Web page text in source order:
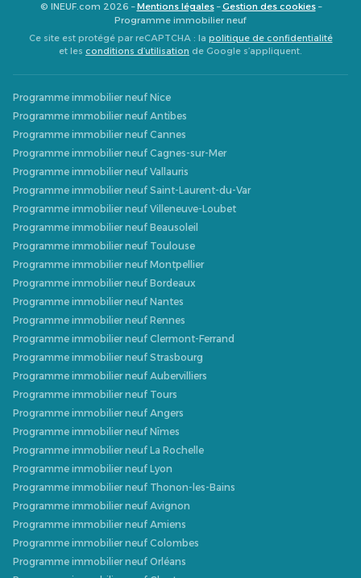
© INEUF.com 2026 –Mentions légales–Gestion des cookies–
Programme immobilier neuf
Ce site est protégé par reCAPTCHA : la politique de confidentialité
et les conditions d’utilisation de Google s’appliquent.
Programme immobilier neuf Nice
Programme immobilier neuf Antibes
Programme immobilier neuf Cannes
Programme immobilier neuf Cagnes-sur-Mer
Programme immobilier neuf Vallauris
Programme immobilier neuf Saint-Laurent-du-Var
Programme immobilier neuf Villeneuve-Loubet
Programme immobilier neuf Beausoleil
Programme immobilier neuf Toulouse
Programme immobilier neuf Montpellier
Programme immobilier neuf Bordeaux
Programme immobilier neuf Nantes
Programme immobilier neuf Rennes
Programme immobilier neuf Clermont-Ferrand
Programme immobilier neuf Strasbourg
Programme immobilier neuf Aubervilliers
Programme immobilier neuf Tours
Programme immobilier neuf Angers
Programme immobilier neuf Nîmes
Programme immobilier neuf La Rochelle
Programme immobilier neuf Lyon
Programme immobilier neuf Thonon-les-Bains
Programme immobilier neuf Avignon
Programme immobilier neuf Amiens
Programme immobilier neuf Colombes
Programme immobilier neuf Orléans